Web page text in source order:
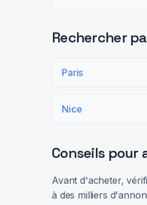
Rechercher
Paris
Nice
Conseils pour
Avant d'acheter,
à des milliers